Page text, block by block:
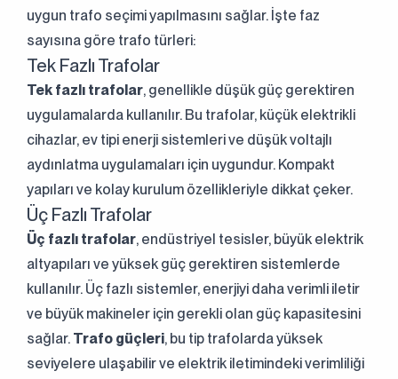
uygun trafo seçimi yapılmasını sağlar. İşte faz
sayısına göre trafo türleri:
Tek Fazlı Trafolar
Tek fazlı trafolar, genellikle düşük güç gerektiren
uygulamalarda kullanılır. Bu trafolar, küçük elektrikli
cihazlar, ev tipi enerji sistemleri ve düşük voltajlı
aydınlatma uygulamaları için uygundur. Kompakt
yapıları ve kolay kurulum özellikleriyle dikkat çeker.
Üç Fazlı Trafolar
Üç fazlı trafolar, endüstriyel tesisler, büyük elektrik
altyapıları ve yüksek güç gerektiren sistemlerde
kullanılır. Üç fazlı sistemler, enerjiyi daha verimli iletir
ve büyük makineler için gerekli olan güç kapasitesini
sağlar. Trafo güçleri, bu tip trafolarda yüksek
seviyelere ulaşabilir ve elektrik iletimindeki verimliliği